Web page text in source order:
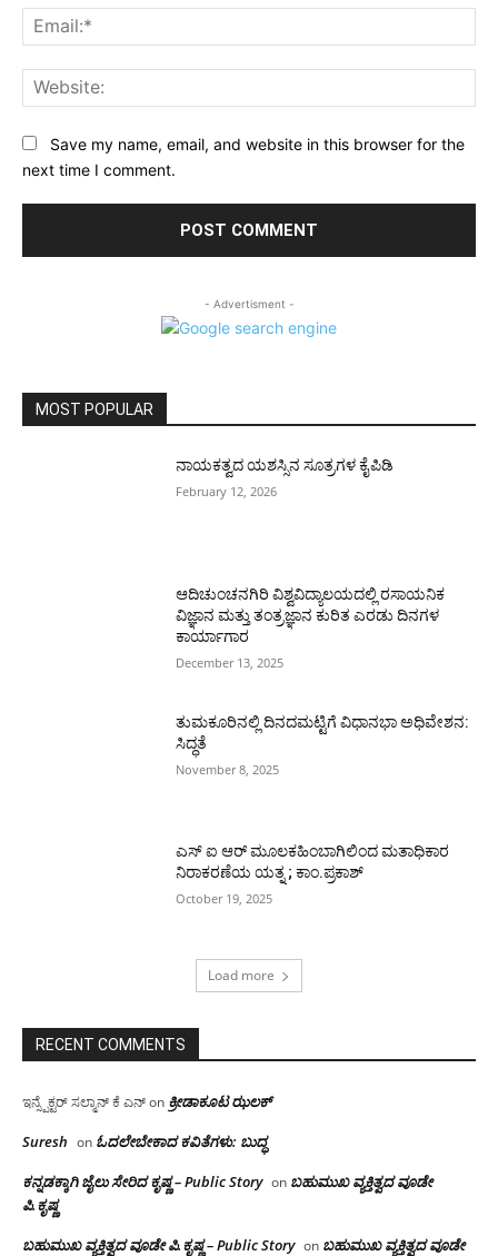
Save my name, email, and website in this browser for the
next time I comment.
- Advertisment -
MOST POPULAR
ನಾಯಕತ್ವದ ಯಶಸ್ಸಿನ ಸೂತ್ರಗಳ ಕೈಪಿಡಿ
February 12, 2026
ಆದಿಚುಂಚನಗಿರಿ ವಿಶ್ವವಿದ್ಯಾಲಯದಲ್ಲಿ ರಸಾಯನಿಕ
ವಿಜ್ಞಾನ ಮತ್ತು ತಂತ್ರಜ್ಞಾನ ಕುರಿತ ಎರಡು ದಿನಗಳ
ಕಾರ್ಯಾಗಾರ
December 13, 2025
ತುಮಕೂರಿನಲ್ಲಿ ದಿನದಮಟ್ಟಿಗೆ ವಿಧಾನಭಾ ಅಧಿವೇಶನ:
ಸಿದ್ಧತೆ
November 8, 2025
ಎಸ್ ಐ ಆರ್ ಮೂಲಕಹಿಂಬಾಗಿಲಿಂದ ಮತಾಧಿಕಾರ
ನಿರಾಕರಣೆಯ ಯತ್ನ ; ಕಾಂ.ಪ್ರಕಾಶ್
October 19, 2025
Load more
RECENT COMMENTS
ಇನ್ಸ್ಪೆಕ್ಟರ್ ಸಲ್ಮಾನ್ ಕೆ ಎನ್on ಕ್ರೀಡಾಕೂಟ ಝಲಕ್
Suresh on ಓದಲೇಬೇಕಾದ‌ ಕವಿತೆಗಳು: ಬುದ್ಧ
ಕನ್ನಡಕ್ಕಾಗಿ ಜೈಲು ಸೇರಿದ ಕೃಷ್ಣ – Public Story on ಬಹುಮುಖ ವ್ಯಕ್ತಿತ್ವದ ವೂಡೇ
ಪಿ.ಕೃಷ್ಣ
ಬಹುಮುಖ ವ್ಯಕ್ತಿತ್ವದ ವೂಡೇ ಪಿ.ಕೃಷ್ಣ – Public Story on ಬಹುಮುಖ ವ್ಯಕ್ತಿತ್ವದ ವೂಡೇ